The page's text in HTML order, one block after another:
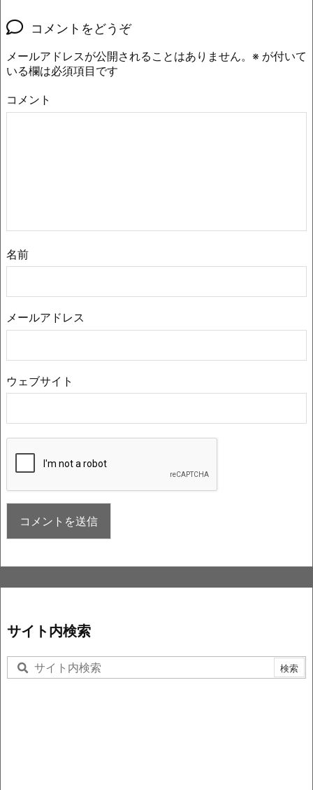
コメントをどうぞ
メールアドレスが公開されることはありません。 ※ が付いて
いる欄は必須項目です
コメント
名前
メールアドレス
ウェブサイト
サイト内検索